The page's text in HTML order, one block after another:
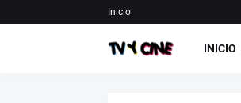
Inicio
INICIO